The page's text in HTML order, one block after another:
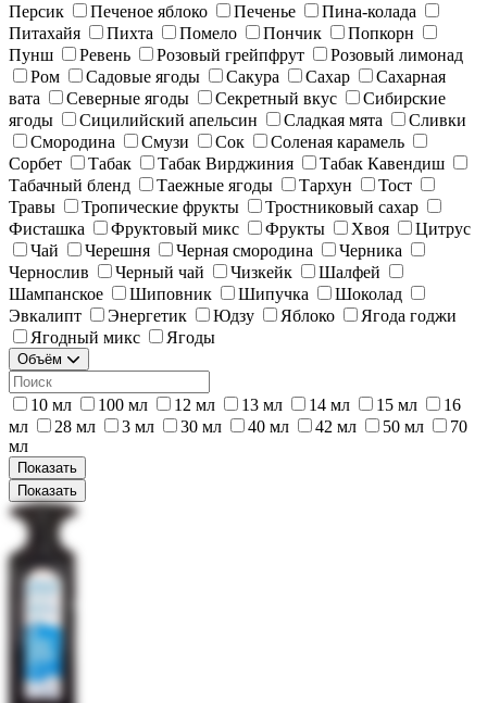
Персик
Печеное яблоко Печенье
Пина-колада
Питахайя
Пихта Помело Пончик
Попкорн
Пунш
Ревень Розовый грейпфрут
Розовый лимонад
Ром
Садовые ягоды Сакура Сахар
Сахарная
вата
Северные ягоды Секретный вкус
Сибирские
ягоды
Сицилийский апельсин Сладкая мята
Сливки
Смородина
Смузи Сок
Соленая карамель
Сорбет
Табак Табак Вирджиния
Табак Кавендиш
Табачный бленд
Таежные ягоды Тархун
Тост
Травы
Тропические фрукты
Тростниковый сахар
Фисташка
Фруктовый микс Фрукты Хвоя
Цитрус
Чай
Черешня Черная смородина
Черника
Чернослив
Черный чай Чизкейк
Шалфей
Шампанское
Шиповник Шипучка
Шоколад
Эвкалипт
Энергетик Юдзу Яблоко
Ягода годжи
Ягодный микс
Ягоды
Объём
10 мл 100 мл 12 мл 13 мл 14 мл 15 мл
16
мл
28 мл 3 мл 30 мл 40 мл 42 мл 50 мл
70
мл
Показать
Показать